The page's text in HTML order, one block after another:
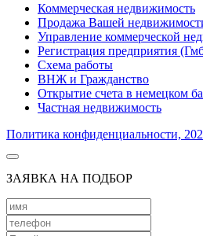
Коммерческая недвижимость
Продажа Вашей
Управление коммерческой
Регистрация предприятия
Схема работы
ВНЖ и Гражданство
Открытие счета в немецком
Частная недвижимость
Политика конфиденциальности,
ЗАЯВКА НА ПОДБОР